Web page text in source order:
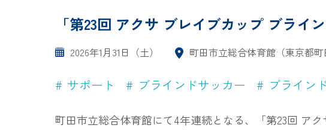
「第23回 アクサ ブレイブカップ ブラ
2026年1月31日（土） 町田市立総合体育館（東京都町
サポート ブラインドサッカー ブライン
町田市立総合体育館にて4年連続となる、「第23回 ア